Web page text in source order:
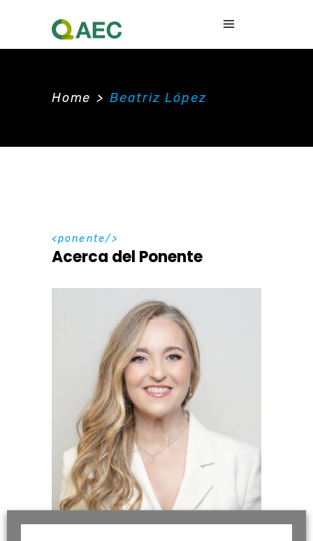
Home > Beatriz López
ponente
Acerca del Ponente